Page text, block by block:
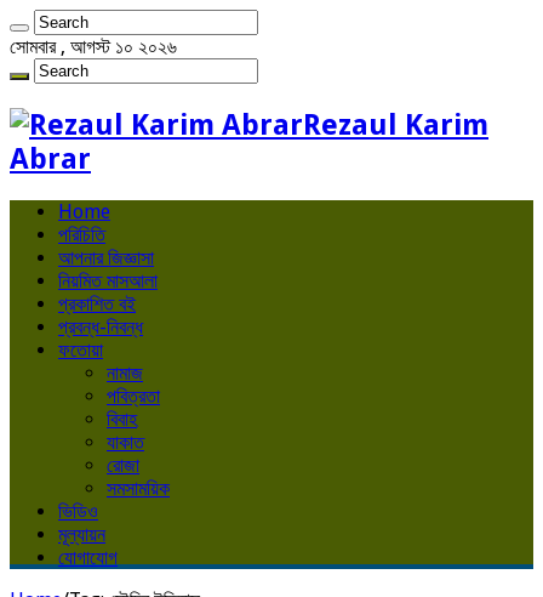
সোমবার , আগস্ট ১০ ২০২৬
Rezaul Karim
Abrar
Home
পরিচিতি
আপনার জিজ্ঞাসা
নিয়মিত মাসআলা
প্রকাশিত বই
প্রবন্ধ-নিবন্ধ
ফতোয়া
নামাজ
পবিত্রতা
বিবাহ
যাকাত
রোজা
সমসাময়িক
ভিডিও
মূল্যায়ন
যোগাযোগ